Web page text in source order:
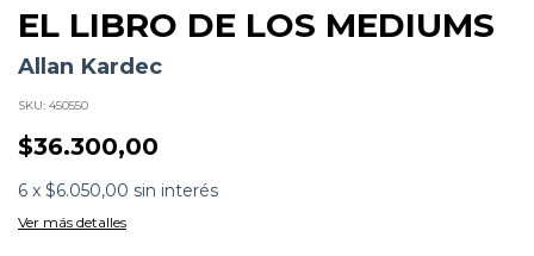
EL LIBRO DE LOS MEDIUMS
Allan Kardec
SKU: 450550
$36.300,00
6 x $6.050,00 sin interés
Ver más detalles
Subtítulo:
Formato:LIBROS
Editorial:Hojas Del Sur
Encuadernación: